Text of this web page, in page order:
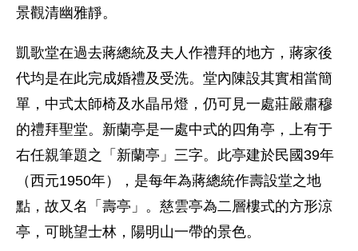
景觀清幽雅靜。
凱歌堂在過去蔣總統及夫人作禮拜的地方，蔣家後
代均是在此完成婚禮及受洗。堂內陳設其實相當簡
單，中式太師椅及水晶吊燈，仍可見一處莊嚴肅穆
的禮拜聖堂。新蘭亭是一處中式的四角亭，上有于
右任親筆題之「新蘭亭」三字。此亭建於民國39年
（西元1950年），是每年為蔣總統作壽設堂之地
點，故又名「壽亭」。慈雲亭為二層樓式的方形涼
亭，可眺望士林，陽明山一帶的景色。